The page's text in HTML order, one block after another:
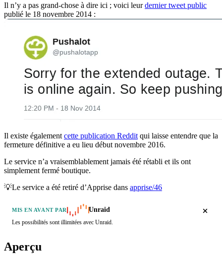
Il n’y a pas grand-chose à dire ici ; voici leurdernier tweet public
publié le 18 novembre 2014 :
Il existe également cette publication Reddit qui laisse entendre que la
fermeture définitive a eu lieu début novembre 2016.
Le service n’a vraisemblablement jamais été rétabli et ils ont
simplement fermé boutique.
💡Le service a été retiré d’Apprise dans apprise/46
MIS EN AVANT PAR Unraid
Les possibilités sont illimitées avec Unraid.
Aperçu